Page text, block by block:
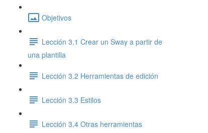
Objetivos
Lección 3.1 Crear un Sway a partir de
una plantilla
Lección 3.2 Herramientas de edición
Lección 3.3 Estilos
Lección 3.4 Otras herramientas